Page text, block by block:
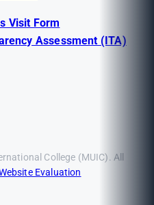
Visit Form
Assessment (ITA)
College (MUIC). All
Evaluation